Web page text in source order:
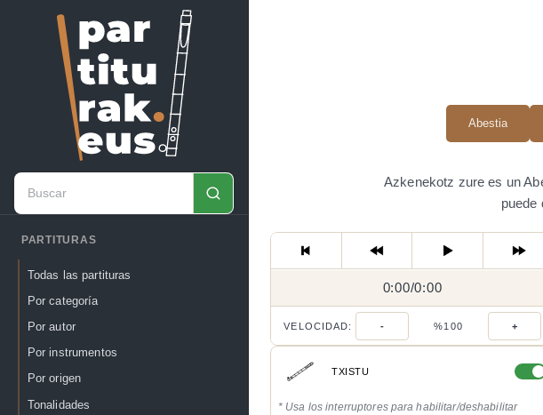
PARTITURAS
Todas las partituras
Por categoría
Por autor
Por instrumentos
Por origen
Tonalidades
Abestia
Azkenekotz zure es un
puede
0:00/
0:00/0:00
VELOCIDAD: - %100 +
TXISTU
* Usa los interruptores para habilitar/deshabilitar